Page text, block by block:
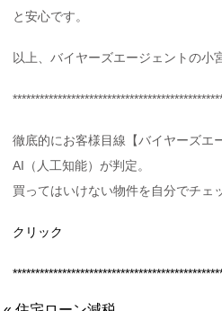
と安心です。
以上、バイヤーズエージェントの小
徹底的にお客様目線【バイヤーズエ
AI（人工知能）が判定。
買ってはいけない物件を自分でチェ
クリック